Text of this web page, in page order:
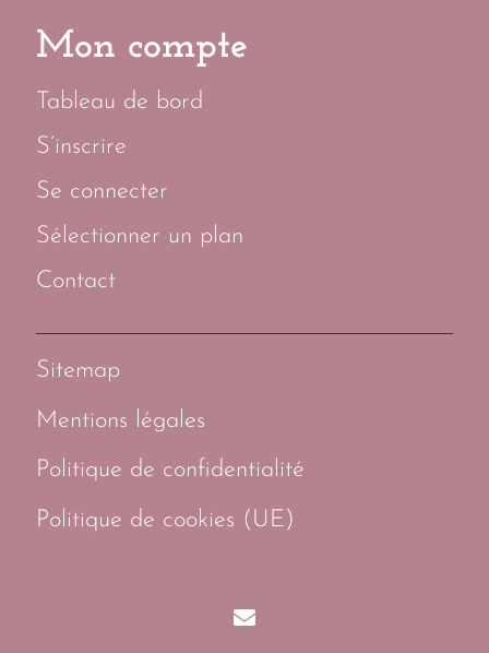
Mon compte
Tableau de bord
S’inscrire
Se connecter
Sélectionner un plan
Contact
Sitemap
Mentions légales
Politique de confidentialité
Politique de cookies (UE)